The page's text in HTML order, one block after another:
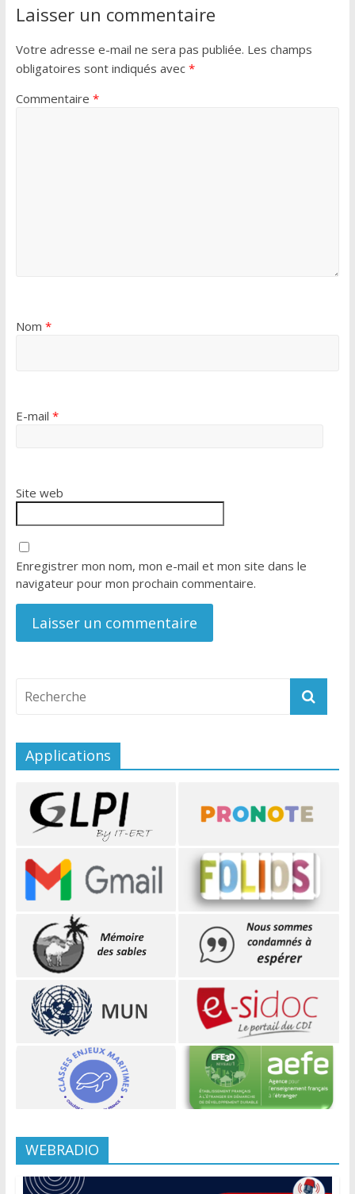
Laisser un commentaire
Votre adresse e-mail ne sera pas publiée. Les champs
obligatoires sont indiqués avec *
Commentaire *
Nom *
E-mail *
Site web
Enregistrer mon nom, mon e-mail et mon site dans le
navigateur pour mon prochain commentaire.
Applications
WEBRADIO